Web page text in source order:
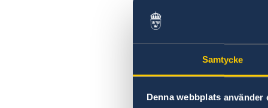
Samtycke
Denna webbplats använder